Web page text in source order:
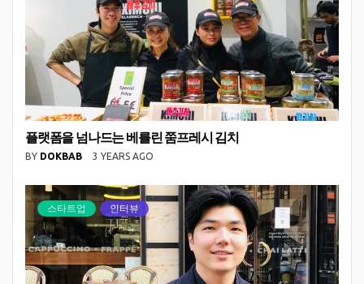
플랫폼을 넘나드는 베를린 쭘프레시 김치
BY DOKBAB 3 YEARS AGO
스타트업 인터뷰